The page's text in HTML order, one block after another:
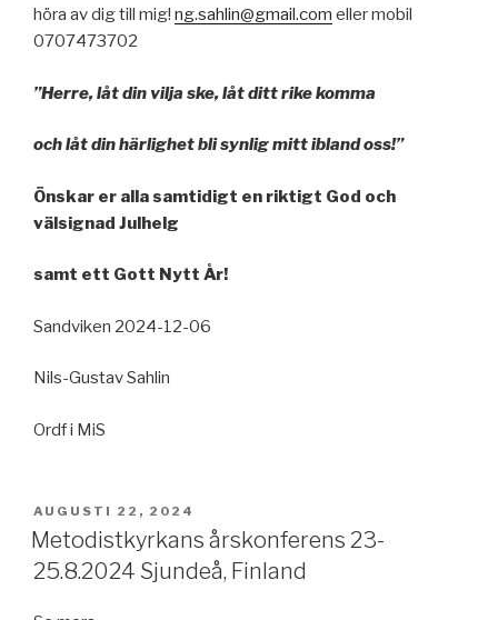
höra av dig till mig! ng.sahlin@gmail.com eller mobil
0707473702
”Herre, låt din vilja ske, låt ditt rike komma
och låt din härlighet bli synlig mitt ibland oss!”
Önskar er alla samtidigt en riktigt God och
välsignad Julhelg
samt ett Gott Nytt År!
Sandviken 2024-12-06
Nils-Gustav Sahlin
Ordf i MiS
PUBLICERAT
AUGUSTI 22, 2024
Metodistkyrkans årskonferens 23-
25.8.2024 Sjundeå, Finland